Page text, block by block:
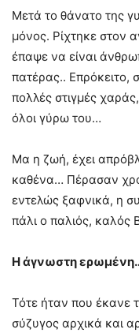
Μετά το θάνατο της
μόνος. Ρίχτηκε στον
έπαψε να είναι
πατέρας.. Επρόκειτο,
πολλές στιγμές
όλοι γύρω του…
Μα η ζωή, έχει
καθένα… Πέρασαν
εντελώς ξαφνικά, η
πάλι ο παλιός, καλός
Η άγνωστη
Τότε ήταν που έκανε
σύζυγος αρχικά και